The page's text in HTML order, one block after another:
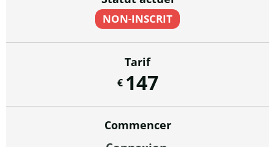
NON-INSCRIT
Tarif
€ 147
Commencer